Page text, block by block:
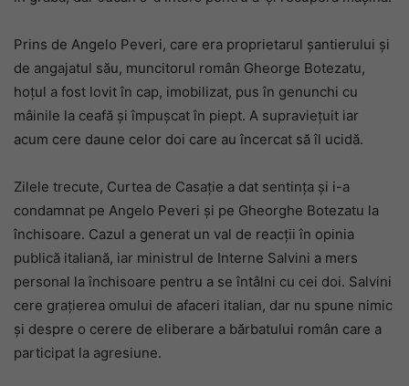
Prins de Angelo Peveri, care era proprietarul șantierului și
de angajatul său, muncitorul român Gheorge Botezatu,
hoțul a fost lovit în cap, imobilizat, pus în genunchi cu
mâinile la ceafă și împușcat în piept. A supraviețuit iar
acum cere daune celor doi care au încercat să îl ucidă.
Zilele trecute, Curtea de Casație a dat sentința și i-a
condamnat pe Angelo Peveri și pe Gheorghe Botezatu la
închisoare. Cazul a generat un val de reacții în opinia
publică italiană, iar ministrul de Interne Salvini a mers
personal la închisoare pentru a se întâlni cu cei doi. Salvini
cere grațierea omului de afaceri italian, dar nu spune nimic
și despre o cerere de eliberare a bărbatului român care a
participat la agresiune.